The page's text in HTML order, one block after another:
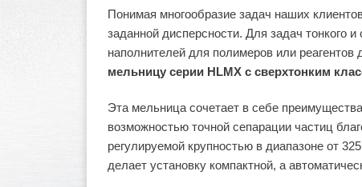
Понимая многообразие задач наших
заданной дисперсности. Для задач тонкого
наполнителей для полимеров или
мельницу серии HLMX с сверхтонким
Эта мельница сочетает в себе
возможностью точной сепарации частиц
регулируемой крупностью в диапазоне от
делает установку компактной, а